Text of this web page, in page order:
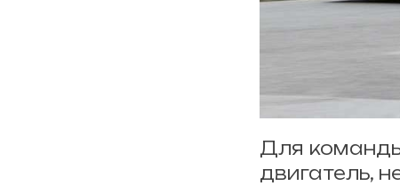
Для
двигатель,